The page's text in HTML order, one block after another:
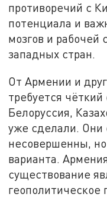
противоречий с
потенциала и
мозгов и рабочей
западных стран.
От Армении и
требуется
Белоруссия,
уже сделали.
несовершенны, но
варианта.
существование
геополитическое